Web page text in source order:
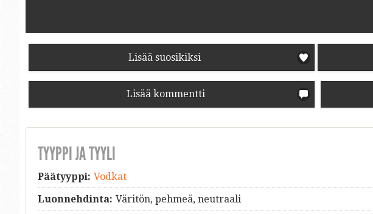
Lisää suosikiksi
Lisää kommentti
TYYPPI JA TYYLI
Päätyyppi: Vodkat
Luonnehdinta: Väritön, pehmeä, neutraali